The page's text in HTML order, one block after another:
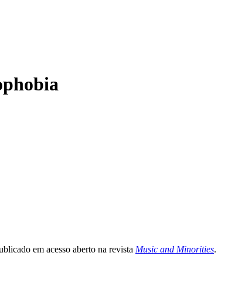
em acesso aberto na revista Music and Minorities.